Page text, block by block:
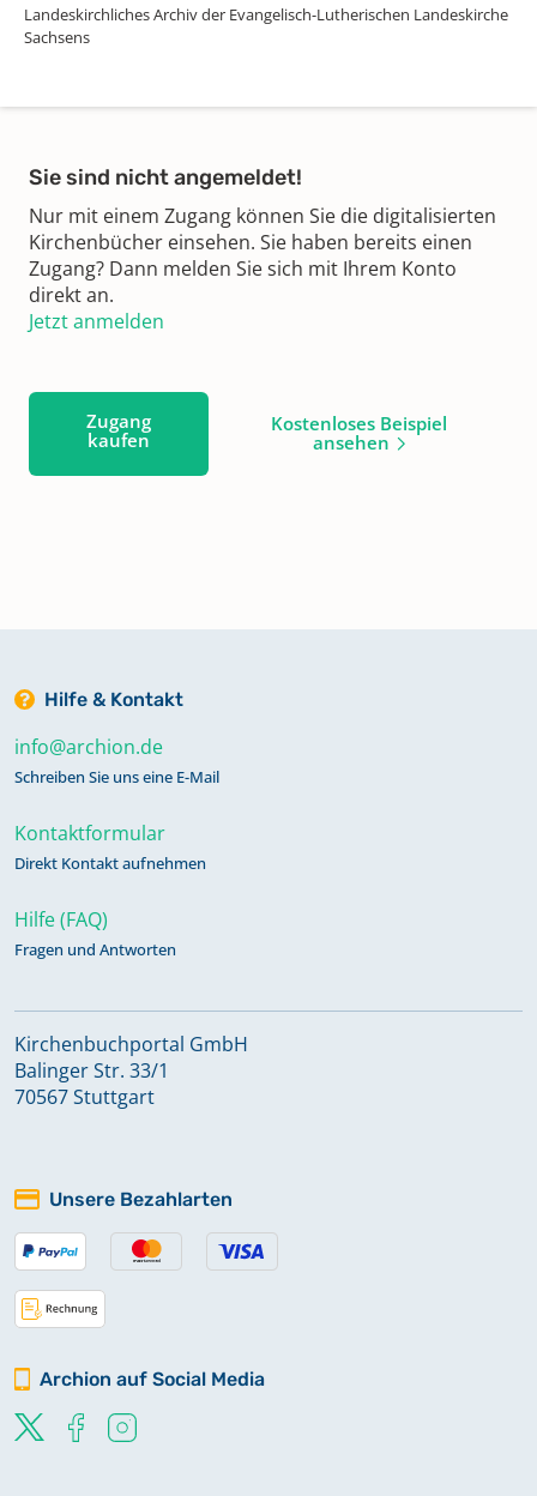
Landeskirchliches Archiv der Evangelisch-Lutherischen Landeskirche
Sachsens
Sie sind nicht angemeldet!
Nur mit einem Zugang können Sie die digitalisierten
Kirchenbücher einsehen. Sie haben bereits einen
Zugang? Dann melden Sie sich mit Ihrem Konto
direkt an.
Jetzt anmelden
Zugang
kaufen
Kostenloses Beispiel
ansehen
Hilfe & Kontakt
info@archion.de
Schreiben Sie uns eine E-Mail
Kontaktformular
Direkt Kontakt aufnehmen
Hilfe (FAQ)
Fragen und Antworten
Kirchenbuchportal GmbH
Balinger Str. 33/1
70567 Stuttgart
Unsere Bezahlarten
Archion auf Social Media